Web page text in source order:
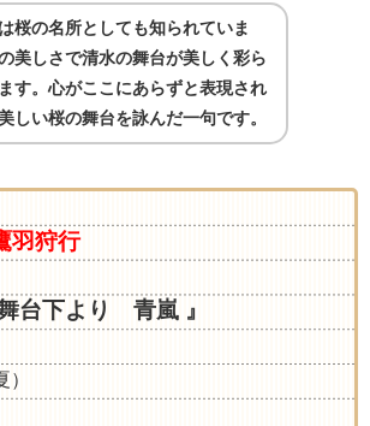
桜の名所としても知られていま
美しさで清水の舞台が美しく彩ら
す。心がここにあらずと表現され
しい桜の舞台を詠んだ一句です。
羽狩行
台下より 青嵐 』